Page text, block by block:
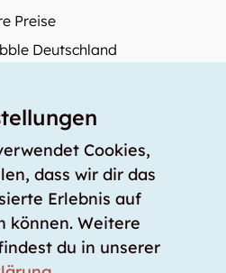
Preise
Deutschland
sein?
Cookies,
dass wir dir das
Erlebnis auf
können. Weitere
du in unserer